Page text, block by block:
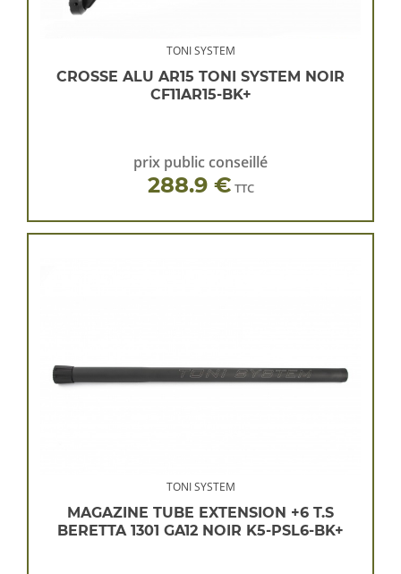
TONI SYSTEM
CROSSE ALU AR15 TONI SYSTEM NOIR
CF11AR15-BK+
prix public conseillé
288.9 € TTC
TONI SYSTEM
MAGAZINE TUBE EXTENSION +6 T.S
BERETTA 1301 GA12 NOIR K5-PSL6-BK+